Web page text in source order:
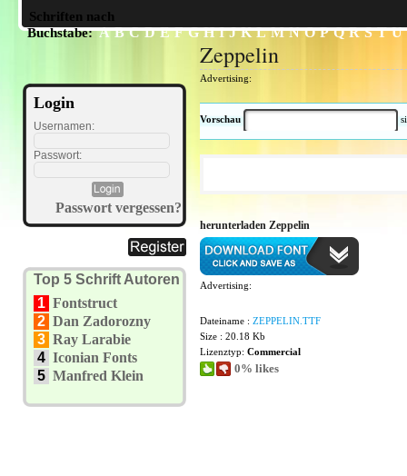
Schriften nach
Buchstabe:A B C D E F G H I J K L M N O P Q R S T U
Login
Usernamen:
Passwort:
Passwort vergessen?
Top 5 Schrift Autoren
1 Fontstruct
2 Dan Zadorozny
3 Ray Larabie
4 Iconian Fonts
5 Manfred Klein
Zeppelin
Advertising:
Vorschau
herunterladen Zeppelin
Advertising:
Dateiname : ZEPPELIN.TTF
Size : 20.18 Kb
Lizenztyp: Commercial
0% likes